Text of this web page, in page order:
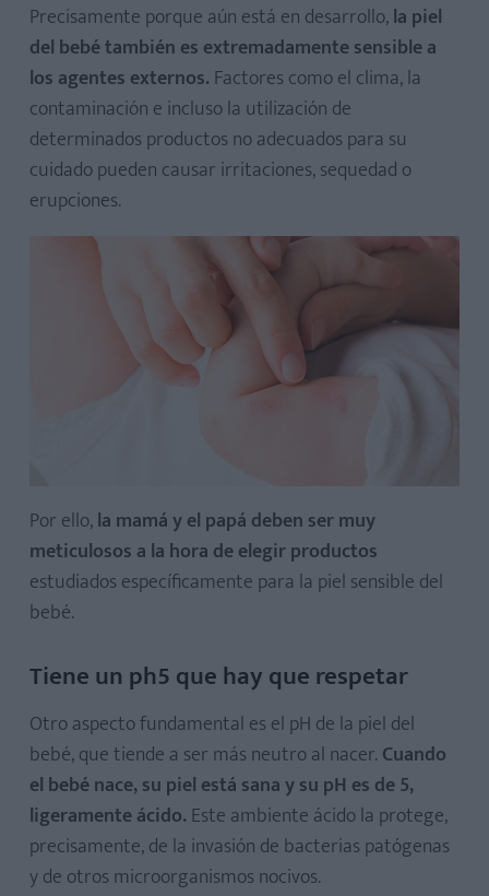
Precisamente porque aún está en desarrollo,la piel
del bebé también es extremadamente sensible a
los agentes externos. Factores como el clima, la
contaminación e incluso la utilización de
determinados productos no adecuados para su
cuidado pueden causar irritaciones, sequedad o
erupciones.
Por ello,la mamá y el papá deben ser muy
meticulosos a la hora de elegir productos
estudiados específicamente para la piel sensible del
bebé.
Tiene un ph5 que hay que respetar
Otro aspecto fundamental es el pH de la piel del
bebé, que tiende a ser más neutro al nacer. Cuando
el bebé nace, su piel está sana y su pH es de 5,
ligeramente ácido. Este ambiente ácido la protege,
precisamente, de la invasión de bacterias patógenas
y de otros microorganismos nocivos.